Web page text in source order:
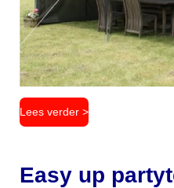
Lees verder >
Easy up